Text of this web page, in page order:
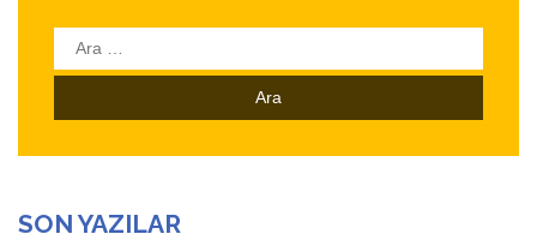
Arama:
SON YAZILAR